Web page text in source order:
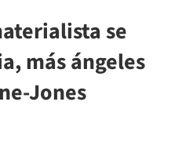
se
más ángeles
Jones